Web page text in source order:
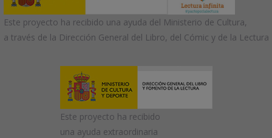
Este proyecto ha recibido una ayuda del Ministerio de Cultura,
a través de la Dirección General del Libro, del Cómic y de la Lectura
Este proyecto ha recibido
una ayuda extraordinaria